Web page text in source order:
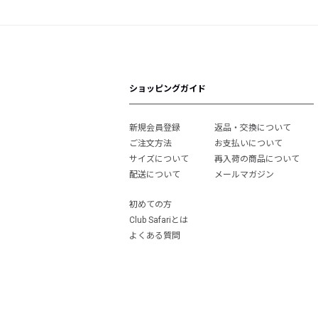
ショッピングガイド
新規会員登録
ご注文方法
サイズについて
配送について
返品・交換について
お支払いについて
再入荷の商品について
メールマガジン
初めての方
Club Safariとは
よくある質問